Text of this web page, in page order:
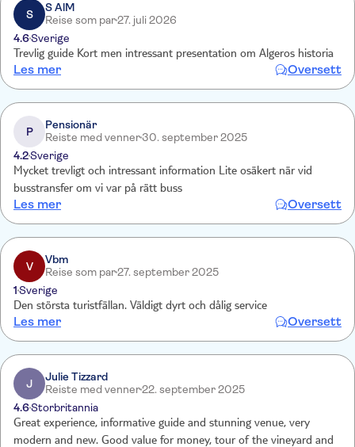
S
S AlM
Reise som par27. juli 2026
4.6Sverige
Trevlig guide Kort men intressant presentation om Algeros historia
Les mer Oversett
P
Pensionär
Reiste med venner30. september 2025
4.2Sverige
Mycket trevligt och intressant information Lite osäkert när vid
busstransfer om vi var på rätt buss
Les mer Oversett
V
Vbm
Reise som par27. september 2025
1Sverige
Den största turistfällan. Väldigt dyrt och dålig service
Les mer Oversett
J
Julie Tizzard
Reiste med venner22. september 2025
4.6Storbritannia
Great experience, informative guide and stunning venue, very
modern and new. Good value for money, tour of the vineyard and